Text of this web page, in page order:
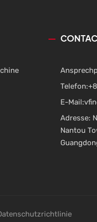
Telefon:
E-Mail:
Adresse:
Nantou